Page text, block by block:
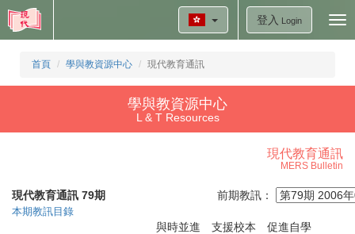
登入 Login
首頁 學與教資源中心 現代教育通訊
學與教資源中心
L & T Resources
現代教育通訊
MERS Bulletin
現代教育通訊 79期 前期教訊：
本期教訊目錄
與時並進 支援校本 促進自學